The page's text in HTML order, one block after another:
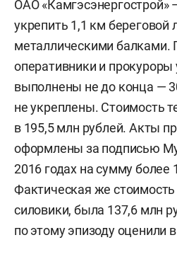
ОАО
укрепить 1,1 км береговой
металлическими
оперативники и прокуроры
выполнены не до конца —
не укреплены. Стоимость
в 195,5 млн рублей. Акты
оформлены за подписью
2016 годах на сумму более
Фактическая же
силовики, была 137,6 млн
по этому эпизоду оценили